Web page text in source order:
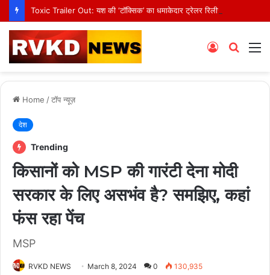
Search
Log
Home /टॉप न्यूज़
देश
Trending
किसानों को MSP की गारंटी देना मोदी
सरकार के लिए असभंव है? समझिए, कहां
फंस रहा पेंच
MSP
RVKD NEWS March 8, 2024 0 130,935